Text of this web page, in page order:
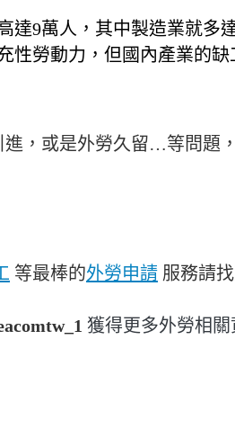
9萬人，其中製造業就多
勞動力，但國內產業的
，或是外勞久留…等問題
等最棒的外勞申請 服務請
獲得更多外勞相關